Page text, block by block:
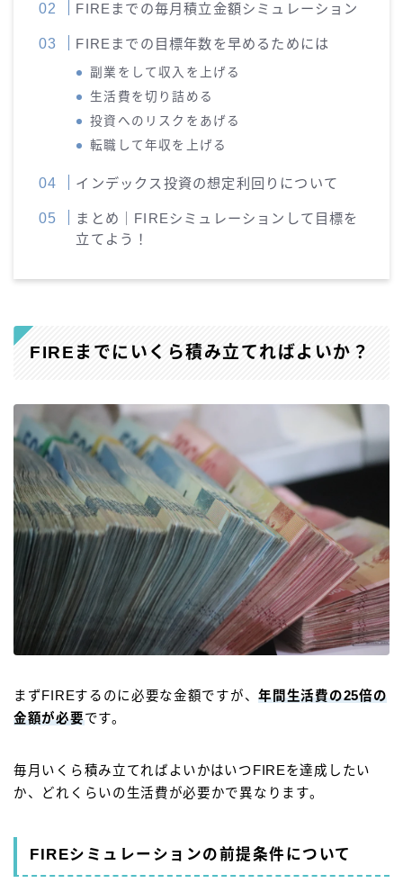
FIREまでの毎月積立金額シミュレーション
FIREまでの目標年数を早めるためには
副業をして収入を上げる
生活費を切り詰める
投資へのリスクをあげる
転職して年収を上げる
インデックス投資の想定利回りについて
まとめ｜FIREシミュレーションして目標を
立てよう！
FIREまでにいくら積み立てればよいか？
まずFIREするのに必要な金額ですが、年間生活費の25倍の
金額が必要です。
毎月いくら積み立てればよいかはいつFIREを達成したい
か、どれくらいの生活費が必要かで異なります。
FIREシミュレーションの前提条件について